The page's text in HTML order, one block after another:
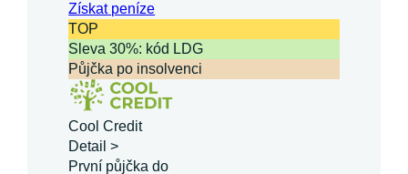
Získatpeníze
TOP
Sleva 30%: kód LDG
Půjčka po insolvenci
Cool Credit
Detail >
První půjčka do